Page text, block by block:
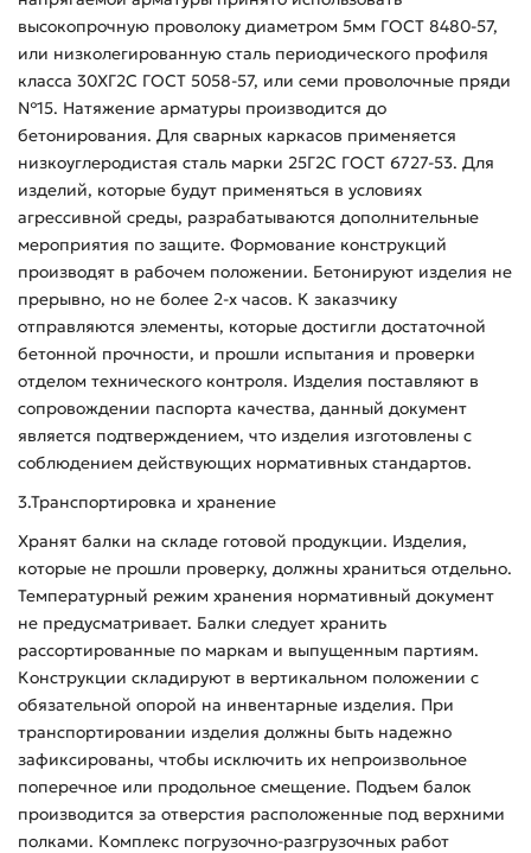
высокопрочную проволоку диаметром 5мм ГОСТ 8480-57,
или низколегированную сталь периодического профиля
класса 30ХГ2С ГОСТ 5058-57, или семи проволочные пряди
№15. Натяжение арматуры производится до
бетонирования. Для сварных каркасов применяется
низкоуглеродистая сталь марки 25Г2С ГОСТ 6727-53. Для
изделий, которые будут применяться в условиях
агрессивной среды, разрабатываются дополнительные
мероприятия по защите. Формование конструкций
производят в рабочем положении. Бетонируют изделия не
прерывно, но не более 2-х часов. К заказчику
отправляются элементы, которые достигли достаточной
бетонной прочности, и прошли испытания и проверки
отделом технического контроля. Изделия поставляют в
сопровождении паспорта качества, данный документ
является подтверждением, что изделия изготовлены с
соблюдением действующих нормативных стандартов.
3.Транспортировка и хранение
Хранят балки на складе готовой продукции. Изделия,
которые не прошли проверку, должны храниться отдельно.
Температурный режим хранения нормативный документ
не предусматривает. Балки следует хранить
рассортированные по маркам и выпущенным партиям.
Конструкции складируют в вертикальном положении с
обязательной опорой на инвентарные изделия. При
транспортировании изделия должны быть надежно
зафиксированы, чтобы исключить их непроизвольное
поперечное или продольное смещение. Подъем балок
производится за отверстия расположенные под верхними
полками. Комплекс погрузочно-разгрузочных работ